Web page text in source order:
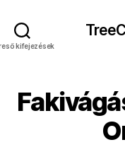
kifejezések